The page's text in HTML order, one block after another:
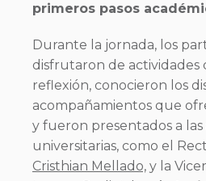
primeros pasos
Durante la jornada, los
disfrutaron de actividades
reflexión, conocieron los
acompañamientos que
y fueron presentados a
universitarias, como el
Cristhian Mellado, y la